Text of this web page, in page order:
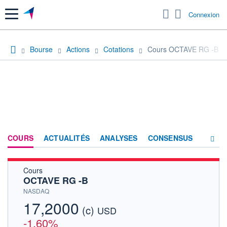
Menu Connexion
Bourse Actions Cotations Cours OCTAVE RG -B
COURS ACTUALITÉS ANALYSES CONSENSUS
ACTIONNAIRES
Cours
OCTAVE RG -B
NASDAQ
17,2000 (c) USD
-1,60%